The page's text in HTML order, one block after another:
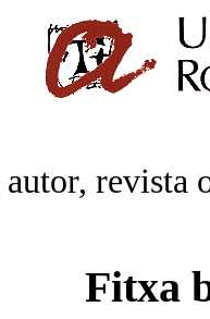
revista
Fitxa